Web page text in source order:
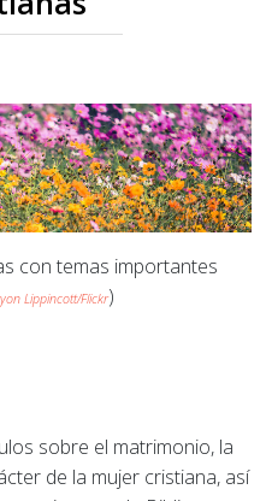
con temas importantes
Lippincott/Flickr)
sobre el matrimonio, la
de la mujer cristiana, así